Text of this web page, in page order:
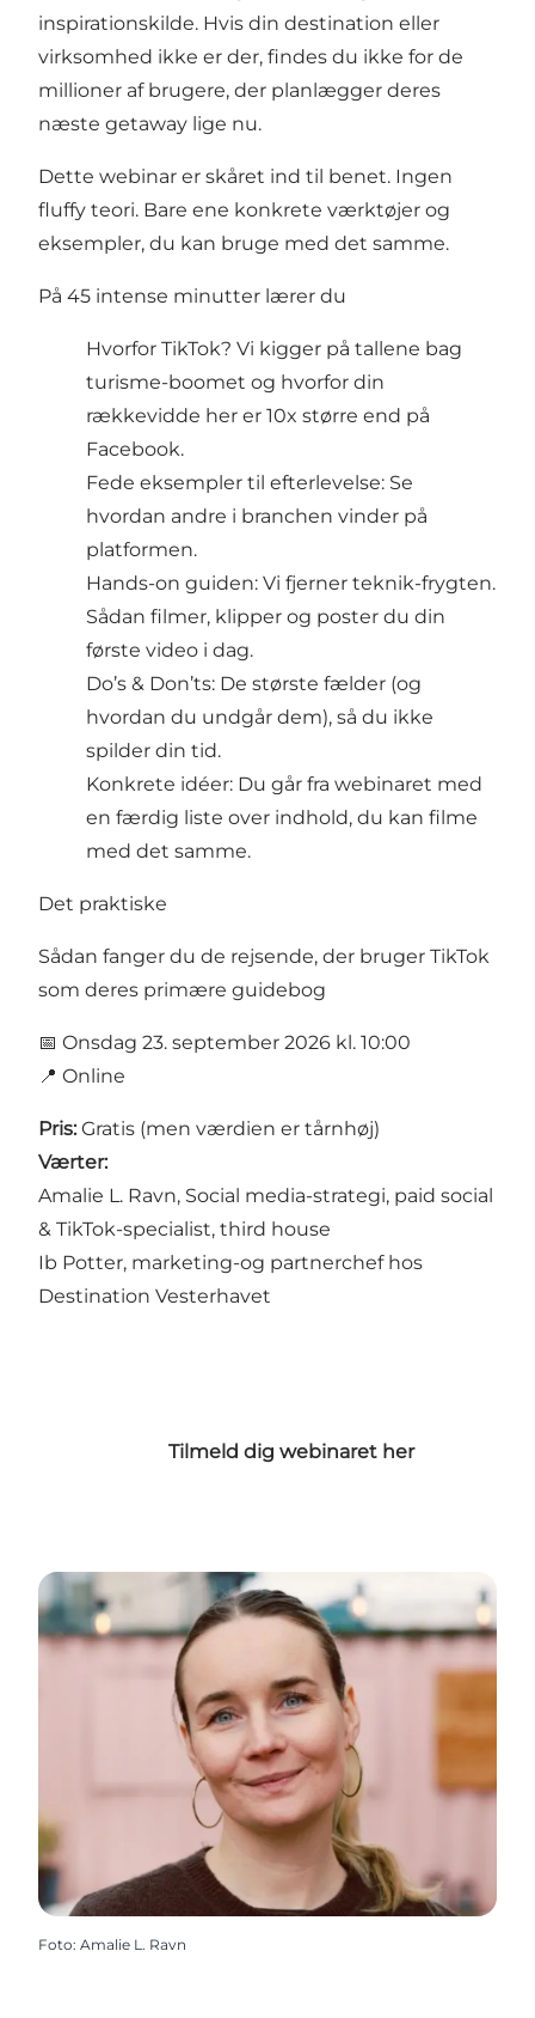
inspirationskilde. Hvis din destination eller
virksomhed ikke er der, findes du ikke for de
millioner af brugere, der planlægger deres
næste getaway lige nu.
Dette webinar er skåret ind til benet. Ingen
fluffy teori. Bare ene konkrete værktøjer og
eksempler, du kan bruge med det samme.
På 45 intense minutter lærer du
Hvorfor TikTok? Vi kigger på tallene bag
turisme-boomet og hvorfor din
rækkevidde her er 10x større end på
Facebook.
Fede eksempler til efterlevelse: Se
hvordan andre i branchen vinder på
platformen.
Hands-on guiden: Vi fjerner teknik-frygten.
Sådan filmer, klipper og poster du din
første video i dag.
Do’s & Don’ts: De største fælder (og
hvordan du undgår dem), så du ikke
spilder din tid.
Konkrete idéer: Du går fra webinaret med
en færdig liste over indhold, du kan filme
med det samme.
Det praktiske
Sådan fanger du de rejsende, der bruger TikTok
som deres primære guidebog
📅 Onsdag 23. september 2026 kl. 10:00
📍 Online
Pris: Gratis (men værdien er tårnhøj)
Værter:
Amalie L. Ravn, Social media-strategi, paid social
& TikTok-specialist, third house
Ib Potter, marketing-og partnerchef hos
Destination Vesterhavet
Tilmeld dig webinaret her
Foto: Amalie L. Ravn